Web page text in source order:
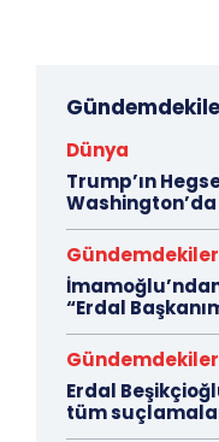
Dünya
Trump’ın
Gündemdekiler
“Erdal
Gündemdekiler
Erdal
tüm